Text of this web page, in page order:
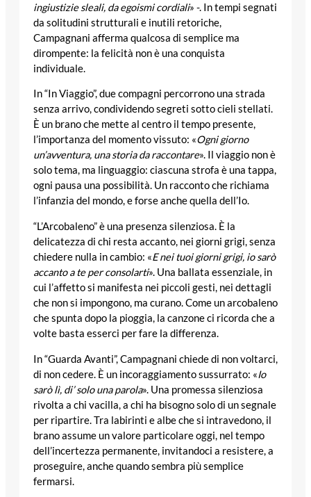
ingiustizie sleali, da egoismi cordiali» -. In tempi segnati
da solitudini strutturali e inutili retoriche,
Campagnani afferma qualcosa di semplice ma
dirompente: la felicità non è una conquista
individuale.
In “In Viaggio”, due compagni percorrono una strada
senza arrivo, condividendo segreti sotto cieli stellati.
È un brano che mette al centro il tempo presente,
l’importanza del momento vissuto: «Ogni giorno
un’avventura, una storia da raccontare». Il viaggio non è
solo tema, ma linguaggio: ciascuna strofa è una tappa,
ogni pausa una possibilità. Un racconto che richiama
l’infanzia del mondo, e forse anche quella dell’Io.
“L’Arcobaleno” è una presenza silenziosa. È la
delicatezza di chi resta accanto, nei giorni grigi, senza
chiedere nulla in cambio: «E nei tuoi giorni grigi, io sarò
accanto a te per consolarti». Una ballata essenziale, in
cui l’affetto si manifesta nei piccoli gesti, nei dettagli
che non si impongono, ma curano. Come un arcobaleno
che spunta dopo la pioggia, la canzone ci ricorda che a
volte basta esserci per fare la differenza.
In “Guarda Avanti”, Campagnani chiede di non voltarci,
di non cedere. È un incoraggiamento sussurrato: «Io
sarò lì, di’ solo una parola». Una promessa silenziosa
rivolta a chi vacilla, a chi ha bisogno solo di un segnale
per ripartire. Tra labirinti e albe che si intravedono, il
brano assume un valore particolare oggi, nel tempo
dell’incertezza permanente, invitandoci a resistere, a
proseguire, anche quando sembra più semplice
fermarsi.